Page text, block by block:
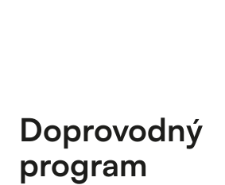
Doprovodný
program